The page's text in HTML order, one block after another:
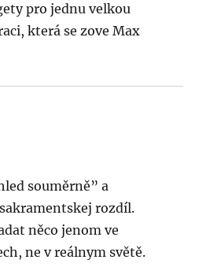
pro jednu velkou
která se zove Max
souměrně” a
rozdíl.
něco jenom ve
ne v reálnym světě.